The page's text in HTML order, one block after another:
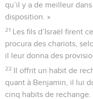
qu’il y a de meilleur
disposition. »
21 Les fils d’Israël firent
procura des chariots,
il leur donna des
22 Il offrit un habit de
quant à Benjamin, il lui
cinq habits de rechange.